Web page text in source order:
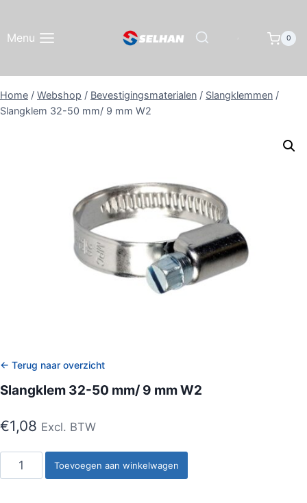
inhoud
Menu 0
Home / Webshop / Bevestigingsmaterialen / Slangklemmen /
Slangklem 32-50 mm/ 9 mm W2
← Terug naar overzicht
Slangklem 32-50 mm/ 9 mm W2
€1,08 Excl. BTW
Slangklem
32-
Toevoegen aan winkelwagen